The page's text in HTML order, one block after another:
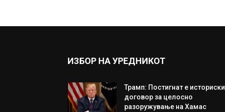
ИЗБОР НА УРЕДНИКОТ
Трамп: Постигнат е историски
договор за целосно
разоружување на Хамас